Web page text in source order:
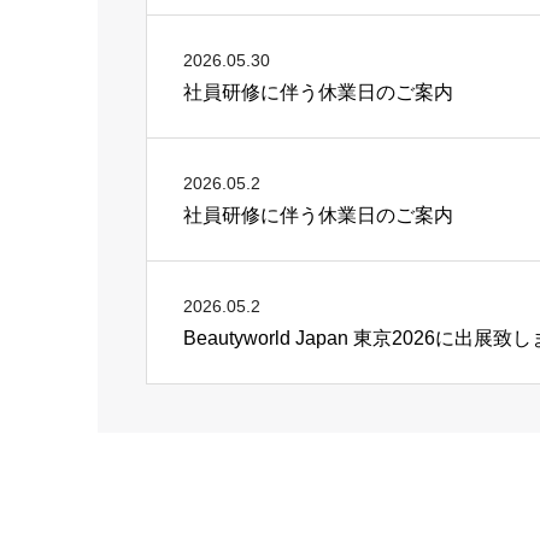
2026.05.30
社員研修に伴う休業日のご案内
2026.05.2
社員研修に伴う休業日のご案内
2026.05.2
Beautyworld Japan 東京2026に出展致し